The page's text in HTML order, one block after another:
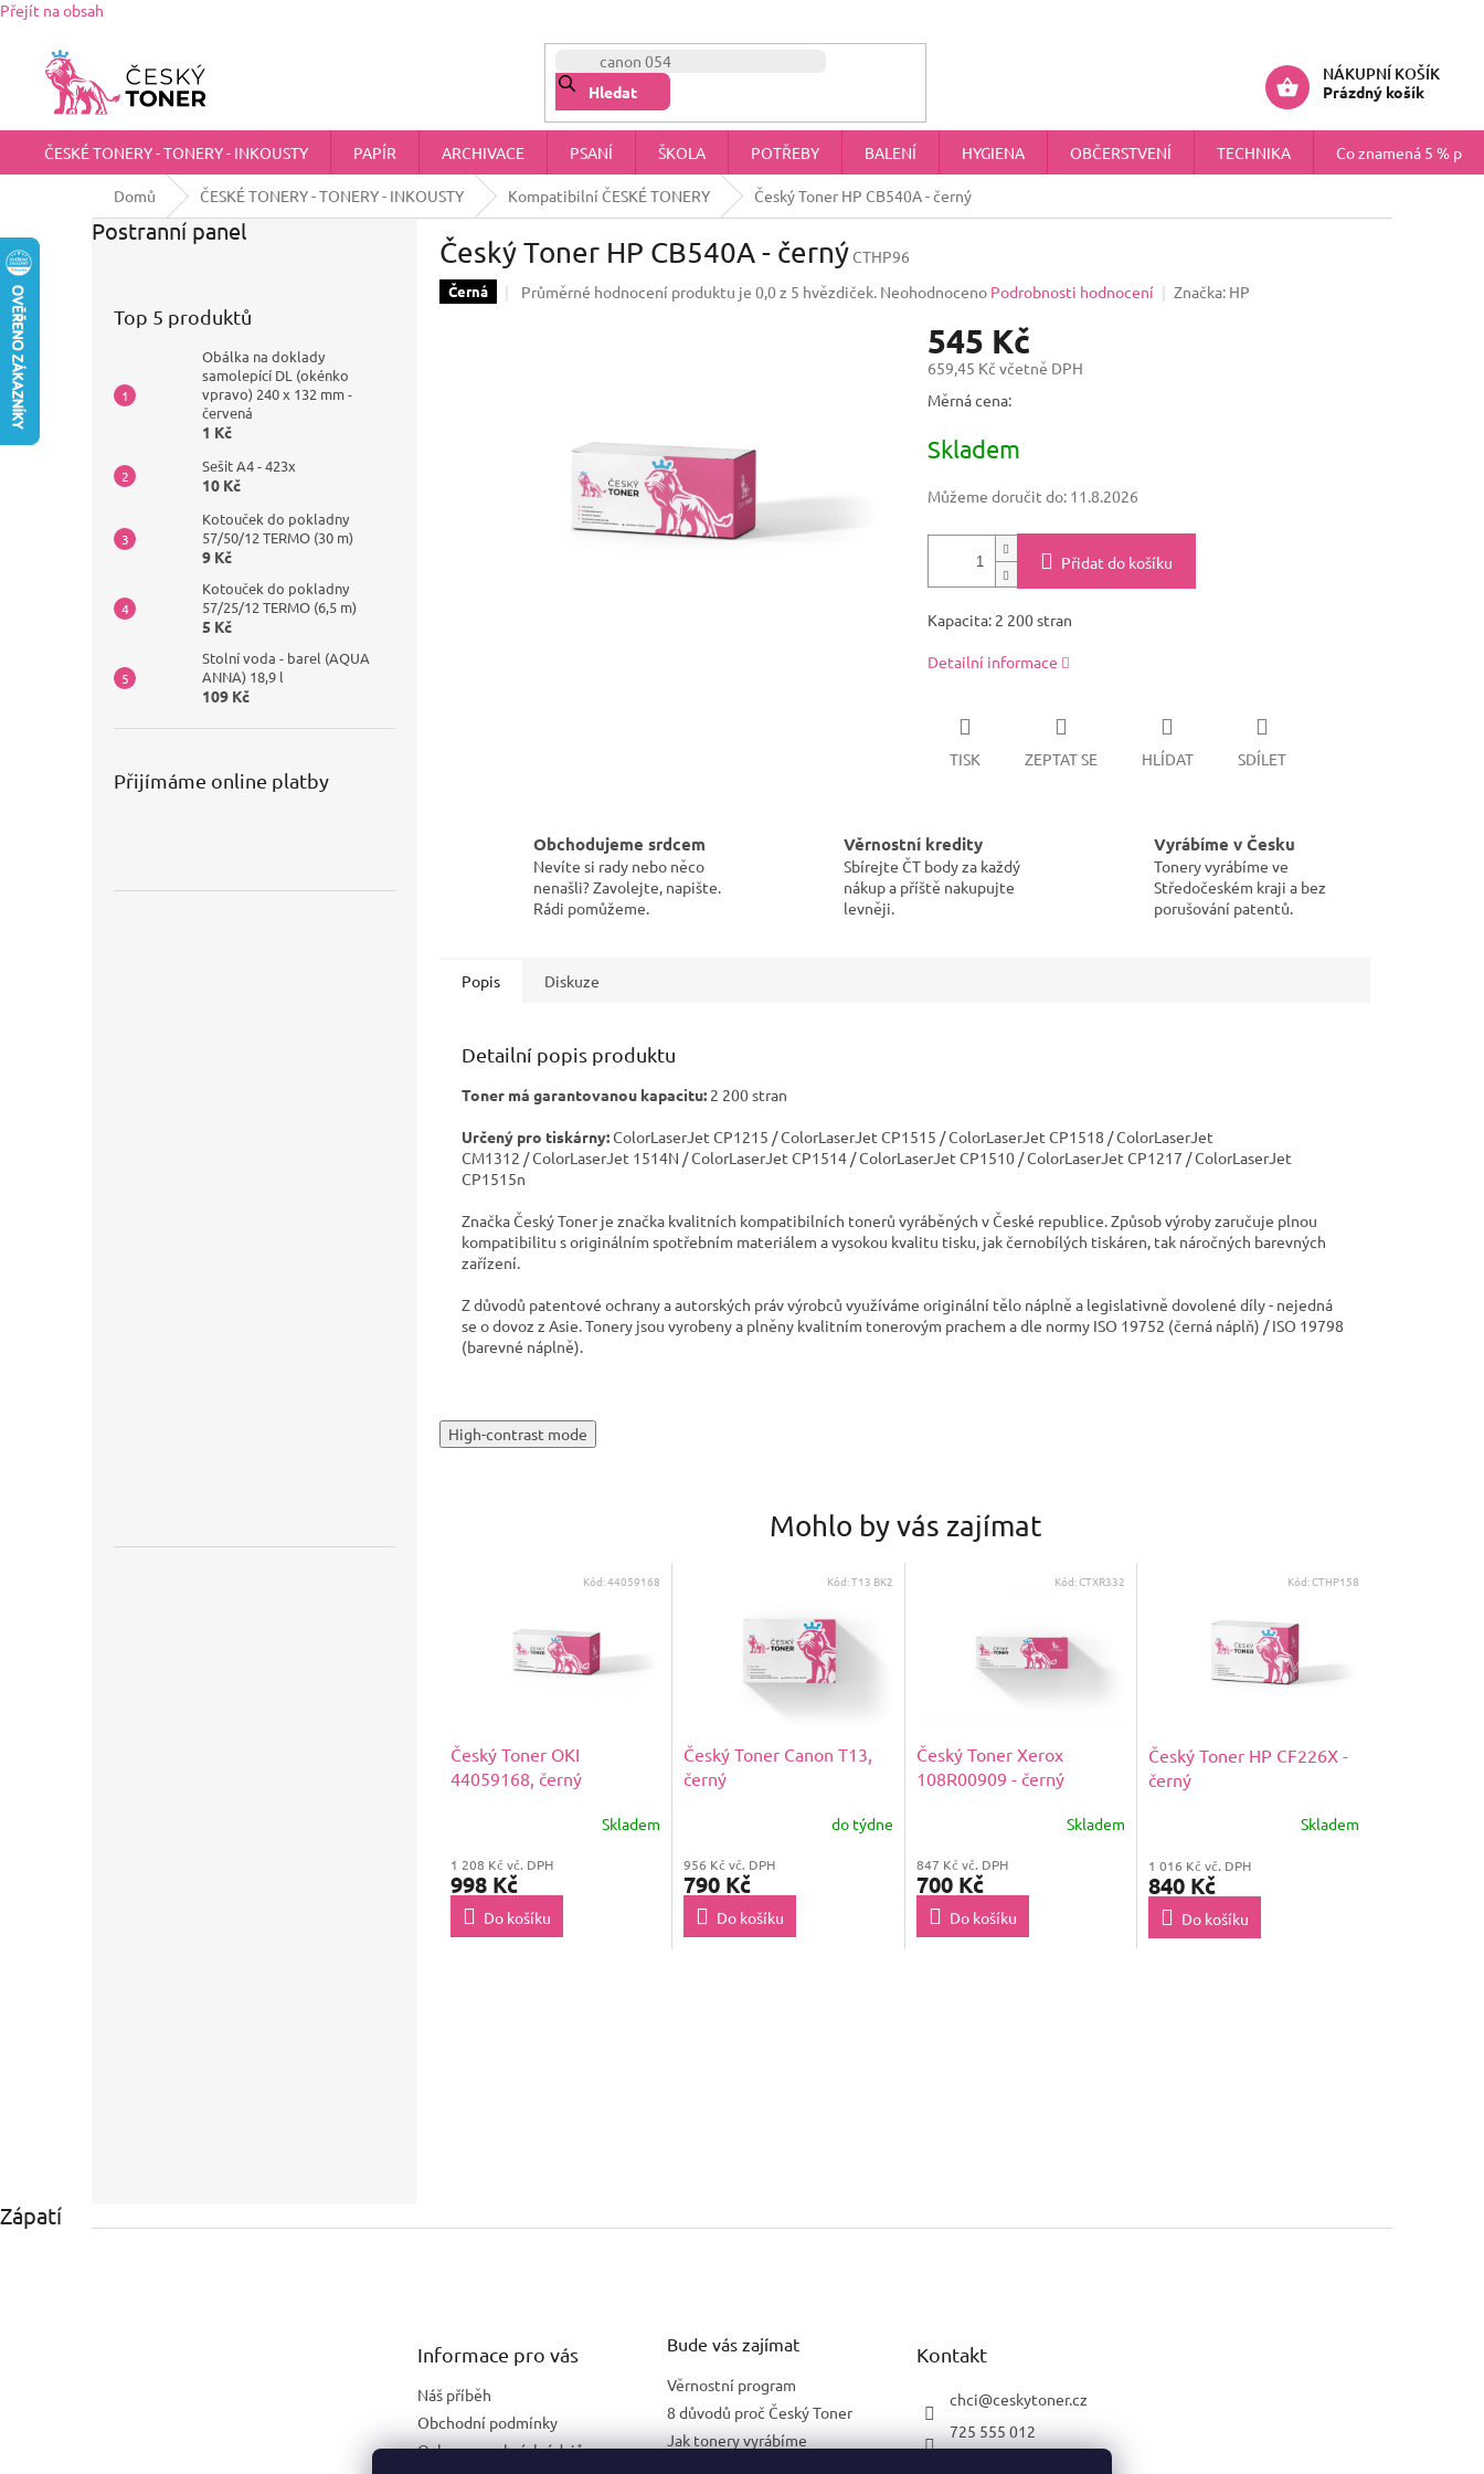
Přejít na obsah
chci@ceskytoner.cz
OBCHODNÍ PODMÍNKY
Hledat
NÁKUPNÍ KOŠÍK
Prázdný košík
ČESKÉ TONERY - TONERY - INKOUSTY PAPÍR ARCHIVACE PSANÍ ŠKOLA POTŘEBY BALENÍ HYGIENA OBČERSTVENÍ TECHNIKA Co znamená 5 %
Domů ČESKÉ TONERY - TONERY - INKOUSTY Kompatibilní ČESKÉ TONERY Český Toner HP CB540A - černý
Postranní panel
Top 5 produktů
Obálka na doklady
samolepící DL (okénko
vpravo) 240 x 132 mm -
červená
1 Kč
Sešit A4 - 423x
10 Kč
Kotouček do pokladny
57/50/12 TERMO (30 m)
9 Kč
Kotouček do pokladny
57/25/12 TERMO (6,5 m)
5 Kč
Stolní voda - barel (AQUA
ANNA) 18,9 l
109 Kč
Přijímáme online platby
Český Toner HP CB540A - černý CTHP96
Černá Průměrné hodnocení produktu je 0,0 z 5 hvězdiček. Neohodnoceno Podrobnosti hodnocení Značka: HP
545 Kč
659,45 Kč včetně DPH
Měrná cena:
Skladem
Můžeme doručit do: 11.8.2026
Přidat do košíku
Kapacita: 2 200 stran
Detailní informace
TISK ZEPTAT SE HLÍDAT SDÍLET
Obchodujeme srdcem
Nevíte si rady nebo něco
nenašli? Zavolejte, napište.
Rádi pomůžeme.
Věrnostní kredity
Sbírejte ČT body za každý
nákup a příště nakupujte
levněji.
Vyrábíme v Česku
Tonery vyrábíme ve
Středočeském kraji a bez
porušování patentů.
Popis Diskuze
Detailní popis produktu
Toner má garantovanou kapacitu: 2 200 stran
Určený pro tiskárny:ColorLaserJet CP1215 / ColorLaserJet CP1515 / ColorLaserJet CP1518 / ColorLaserJet
CM1312 / ColorLaserJet 1514N / ColorLaserJet CP1514 / ColorLaserJet CP1510 / ColorLaserJet CP1217 / ColorLaserJet
CP1515n
Značka Český Toner je značka kvalitních kompatibilních tonerů vyráběných v České republice. Způsob výroby zaručuje plnou
kompatibilitu s originálním spotřebním materiálem a vysokou kvalitu tisku, jak černobílých tiskáren, tak náročných barevných
zařízení.
Z důvodů patentové ochrany a autorských práv výrobců využíváme originální tělo náplně a legislativně dovolené díly - nejedná
se o dovoz z Asie. Tonery jsou vyrobeny a plněny kvalitním tonerovým prachem a dle normy ISO 19752 (černá náplň) / ISO 19798
(barevné náplně).
High-contrast mode
Mohlo by vás zajímat
Český Toner OKI
44059168, černý
Skladem
1 208 Kč vč. DPH
998 Kč
Do košíku
Kód:44059168
Český Toner Canon T13,
černý
do týdne
956 Kč vč. DPH
790 Kč
Do košíku
Kód:T13 BK2
Český Toner Xerox
108R00909 - černý
Skladem
847 Kč vč. DPH
700 Kč
Do košíku
Kód:CTXR332
Český Toner HP CF226X -
černý
Skladem
1 016 Kč vč. DPH
840 Kč
Do košíku
Kód:CTHP158
Zápatí
Informace pro vás
Náš příběh
Obchodní podmínky
Ochrana osobních údajů
Bude vás zajímat
Věrnostní program
8 důvodů proč Český Toner
Jak tonery vyrábíme
Kontakt
chci@ceskytoner.cz
725 555 012